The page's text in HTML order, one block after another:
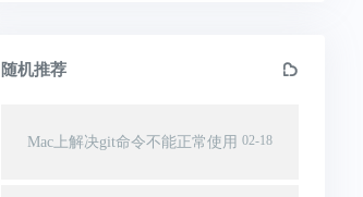
随机推荐
02-18
Mac上解决git命令不能正常使用